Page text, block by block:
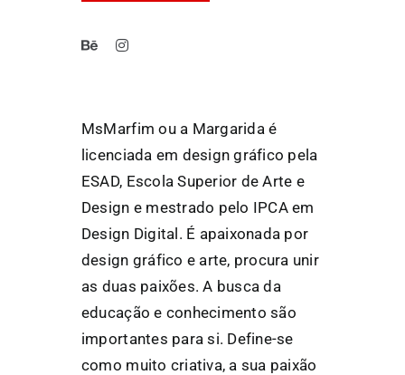
MsMarfim ou a Margarida é
licenciada em design gráfico pela
ESAD, Escola Superior de Arte e
Design e mestrado pelo IPCA em
Design Digital. É apaixonada por
design gráfico e arte, procura unir
as duas paixões. A busca da
educação e conhecimento são
importantes para si. Define-se
como muito criativa, a sua paixão